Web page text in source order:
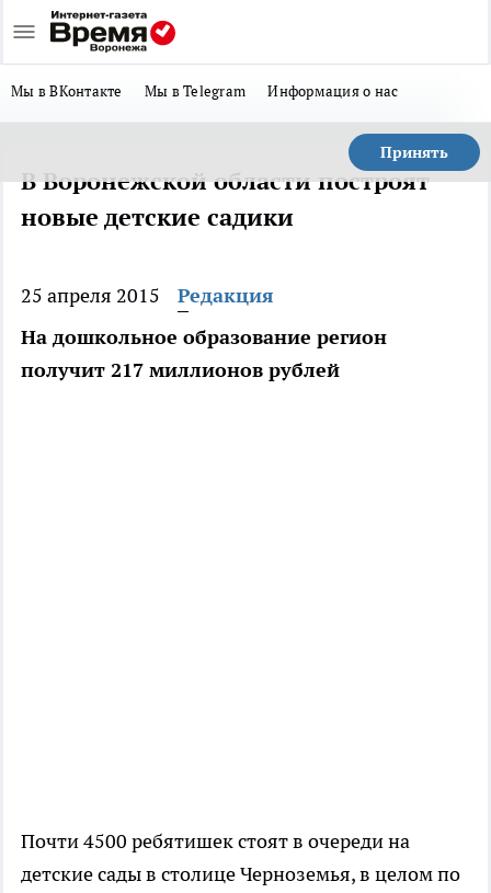
Мы в ВКонтакте Мы в Telegram Информация о нас
Принять
В Воронежской области построят
новые детские садики
25 апреля 2015
Редакция
На дошкольное образование регион
получит 217 миллионов рублей
Почти 4500 ребятишек стоят в очереди на
детские сады в столице Черноземья, в целом по